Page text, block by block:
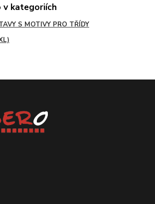
v kategoriích
S MOTIVY PRO TŘÍDY